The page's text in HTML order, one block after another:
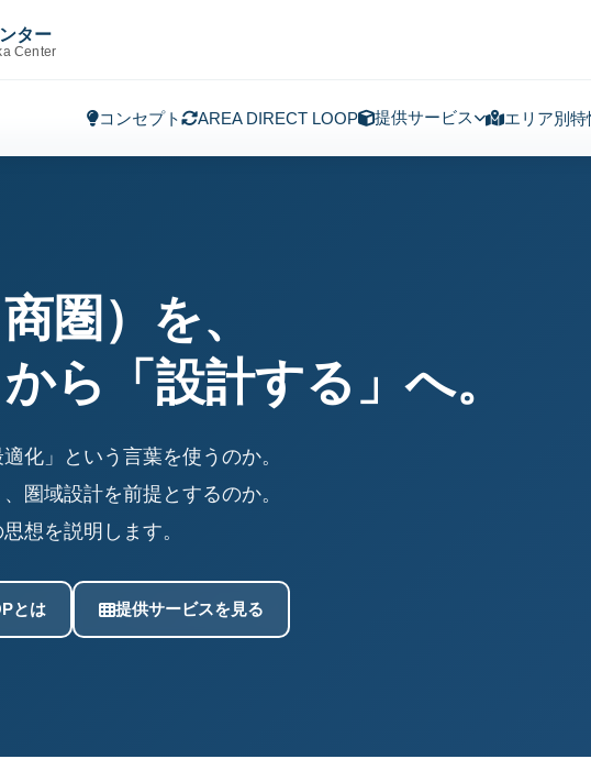
ター
Center
コンセプト AREA DIRECT LOOP 提供サービス エリア別特
圏）を、
から「設計する」へ。
化」という言葉を使うのか。
圏域設計を前提とするのか。
想を説明します。
とは 提供サービスを見る